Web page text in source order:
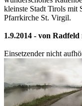
kleinste Stadt Tirols mit
Pfarrkirche St. Virgil.
1.9.2014 - von
Einsetzender nicht